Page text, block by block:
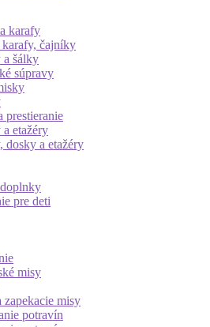
karafy
čajníky
a šálky
súpravy
prestieranie
a etažéry
dosky a etažéry
pre deti
misy
zapekacie misy
potravín